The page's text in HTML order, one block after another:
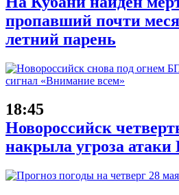
пропавший почти
летний парень
18:45
Новороссийск
накрыла угроза